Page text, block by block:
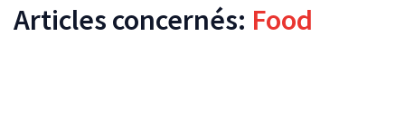
Articles concernés: Food